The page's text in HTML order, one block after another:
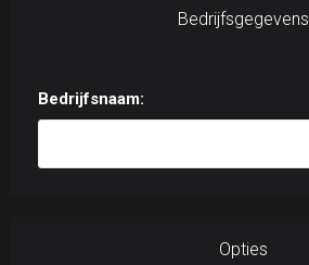
Bedrijfsgegevens
Bedrijfsnaam:
Opties